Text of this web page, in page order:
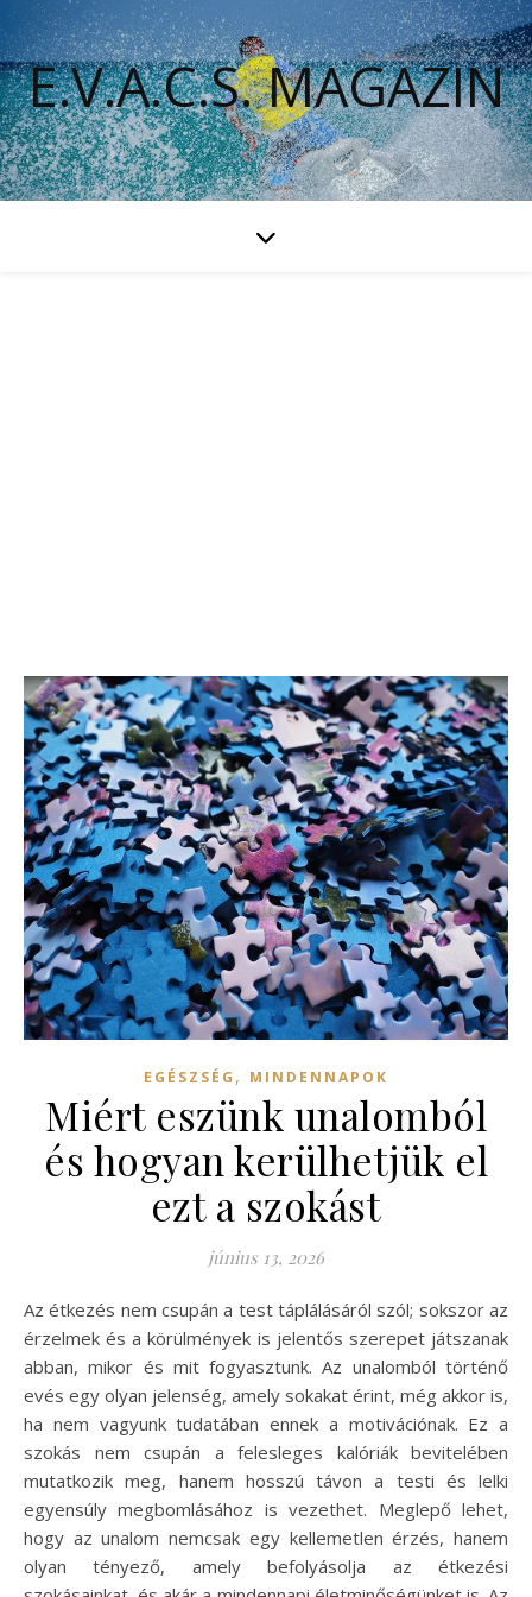
E.V.A.C.S. MAGAZIN
EGÉSZSÉG , MINDENNAPOK
Miért eszünk unalomból
és hogyan kerülhetjük el
ezt a szokást
június 13, 2026
Az étkezés nem csupán a test táplálásáról szól; sokszor az
érzelmek és a körülmények is jelentős szerepet játszanak
abban, mikor és mit fogyasztunk. Az unalomból történő
evés egy olyan jelenség, amely sokakat érint, még akkor is,
ha nem vagyunk tudatában ennek a motivációnak. Ez a
szokás nem csupán a felesleges kalóriák bevitelében
mutatkozik meg, hanem hosszú távon a testi és lelki
egyensúly megbomlásához is vezethet. Meglepő lehet,
hogy az unalom nemcsak egy kellemetlen érzés, hanem
olyan tényező, amely befolyásolja az étkezési